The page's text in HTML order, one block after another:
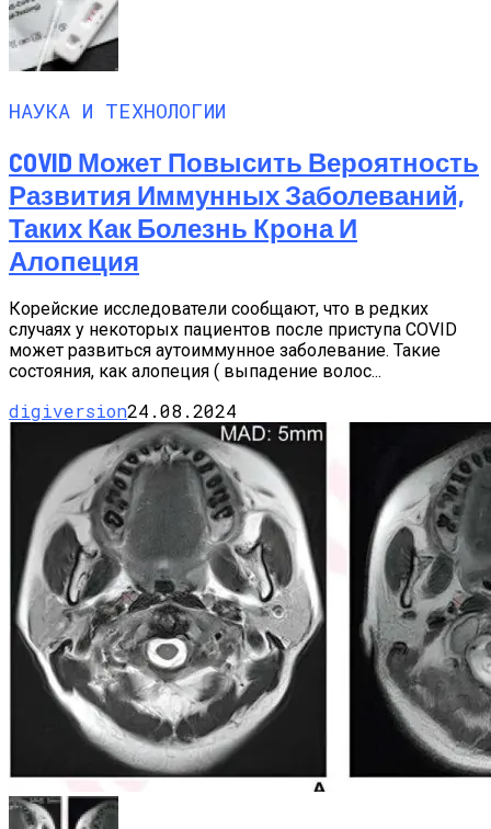
НАУКА И ТЕХНОЛОГИИ
COVID Может Повысить Вероятность
Развития Иммунных Заболеваний,
Таких Как Болезнь Крона И
Алопеция
Корейские исследователи сообщают, что в редких
случаях у некоторых пациентов после приступа COVID
может развиться аутоиммунное заболевание. Такие
состояния, как алопеция ( выпадение волос...
digiversion24.08.2024